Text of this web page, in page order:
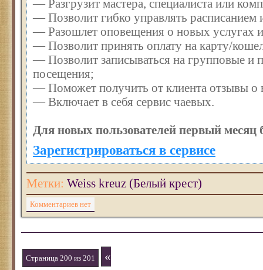
— Разгрузит мастера, специалиста или
— Позволит гибко управлять расписанием
— Разошлет оповещения о новых услугах
— Позволит принять оплату на карту/
— Позволит записываться на групповые и
посещения;
— Поможет получить от клиента отзывы о
— Включает в себя сервис чаевых.
Для новых пользователей первый месяц
Зарегистрироваться в сервисе
Метки: Weiss kreuz (Белый крест)
Комментариев нет
Страница 200 из 201 «